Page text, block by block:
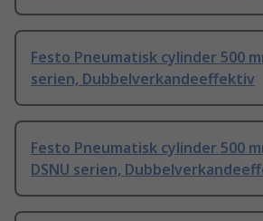
Festo Pneumatisk cylinder 500
serien, Dubbelverkandeeffektiv
Festo Pneumatisk cylinder 500
DSNU serien,